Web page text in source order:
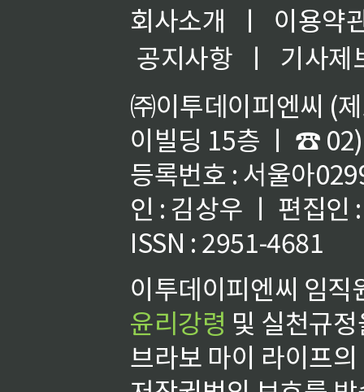
회사소개 ㅣ
이용약
공지사항
ㅣ
기사제
㈜이투데이피엔씨 (
이빌딩 15층 ㅣ ☎
등록번호 : 서울아
인 : 김상우 ㅣ 편집인
ISSN : 2951-4681
이투데이피엔씨 임
윤리강령 및 실천규
브라보 마이 라이프